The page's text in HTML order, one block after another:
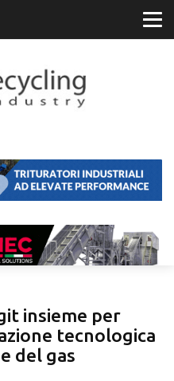
insieme per
tecnologica
del gas